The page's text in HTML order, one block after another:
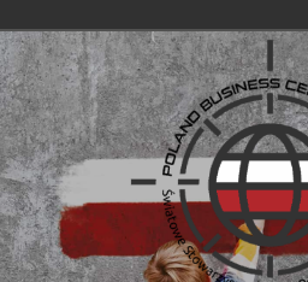
Przejdź
do
treści